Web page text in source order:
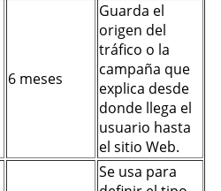
6 meses
Guarda el
origen del
tráfico o la
campaña que
explica desde
donde llega el
usuario hasta
el sitio Web.
Se usa para